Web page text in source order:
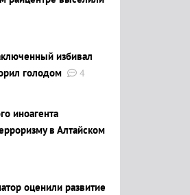
избивал
голодом
4
иноагента
в Алтайском
оценили развитие